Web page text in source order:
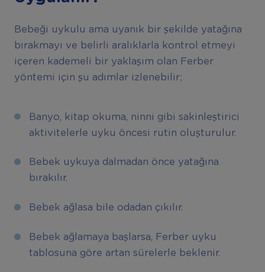
Bebeği uykulu ama uyanık bir şekilde yatağına
bırakmayı ve belirli aralıklarla kontrol etmeyi
içeren kademeli bir yaklaşım olan Ferber
yöntemi için şu adımlar izlenebilir;
Banyo, kitap okuma, ninni gibi sakinleştirici
aktivitelerle uyku öncesi rutin oluşturulur.
Bebek uykuya dalmadan önce yatağına
bırakılır.
Bebek ağlasa bile odadan çıkılır.
Bebek ağlamaya başlarsa, Ferber uyku
tablosuna göre artan sürelerle beklenir.